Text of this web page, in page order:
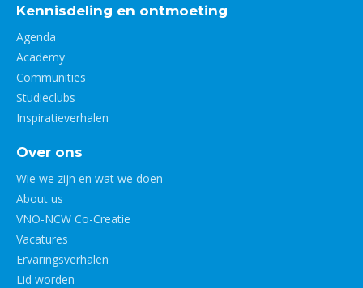
Kennisdeling en ontmoeting
Agenda
Academy
Communities
Studieclubs
Inspiratieverhalen
Over ons
Wie we zijn en wat we doen
About us
VNO-NCW Co-Creatie
Vacatures
Ervaringsverhalen
Lid worden